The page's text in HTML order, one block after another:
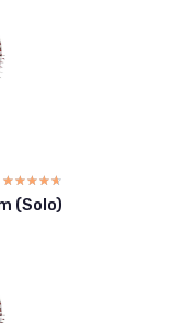
☆☆☆☆☆
★★★★★
(Solo)